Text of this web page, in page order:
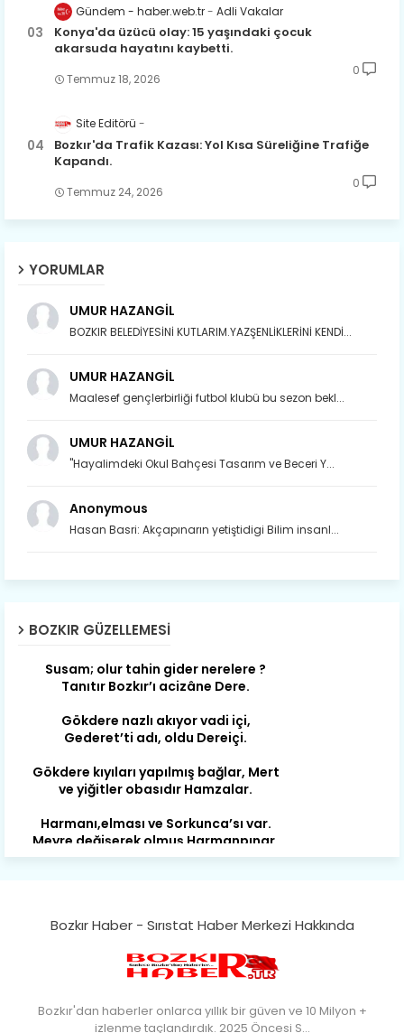
Gündem - haber.web.tr Adli Vakalar
Konya'da üzücü olay: 15 yaşındaki çocuk
akarsuda hayatını kaybetti.
Temmuz 18, 2026
0
Site Editörü
Bozkır'da Trafik Kazası: Yol Kısa Süreliğine Trafiğe
Kapandı.
Temmuz 24, 2026
0
YORUMLAR
UMUR HAZANGİL
BOZKIR BELEDİYESİNİ KUTLARIM.YAZŞENLİKLERİNİ KENDİ...
UMUR HAZANGİL
Maalesef gençlerbirliği futbol klubü bu sezon bekl...
UMUR HAZANGİL
"Hayalimdeki Okul Bahçesi Tasarım ve Beceri Y...
Anonymous
Hasan Basri: Akçapınarın yetiştidigi Bilim insanl...
BOZKIR GÜZELLEMESI
Susam; olur tahin gider nerelere ?
Gökdere nazlı akıyor vadi içi,
Gökdere kıyıları yapılmış bağlar, Mert
Harmanı,elması ve Sorkunca’sı var.
Büyük yerdir, mahalleleri Aydınlık, Tarih
eserleri şahane Hisarlık.
yorgun. Şehit Berâtlı, halkı yiğit genç
Sorkun.
Perşembe de yaşlılardan aldım öğüt,
Bozkır Haber - Sırıstat Haber Merkezi Hakkında
Bozkır'dan haberler onlarca yıllık bir güven ve 10 Milyon +
izlenme taçlandırdık. 2025 Öncesi S…